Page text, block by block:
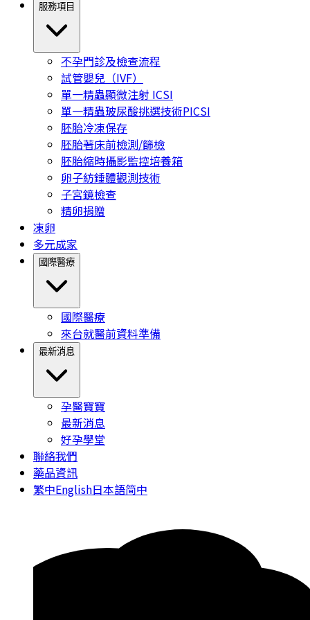
服務項目
不孕門診及檢查流程
試管嬰兒（IVF）
單一精蟲顯微注射 ICSI
單一精蟲玻尿酸挑選技術PICSI
胚胎冷凍保存
胚胎著床前檢測/篩檢
胚胎縮時攝影監控培養箱
卵子紡錘體觀測技術
子宮鏡檢查
精卵捐贈
凍卵
多元成家
國際醫療
國際醫療
來台就醫前資料準備
最新消息
孕醫寶寶
最新消息
好孕學堂
聯絡我們
藥品資訊
繁中English日本語简中